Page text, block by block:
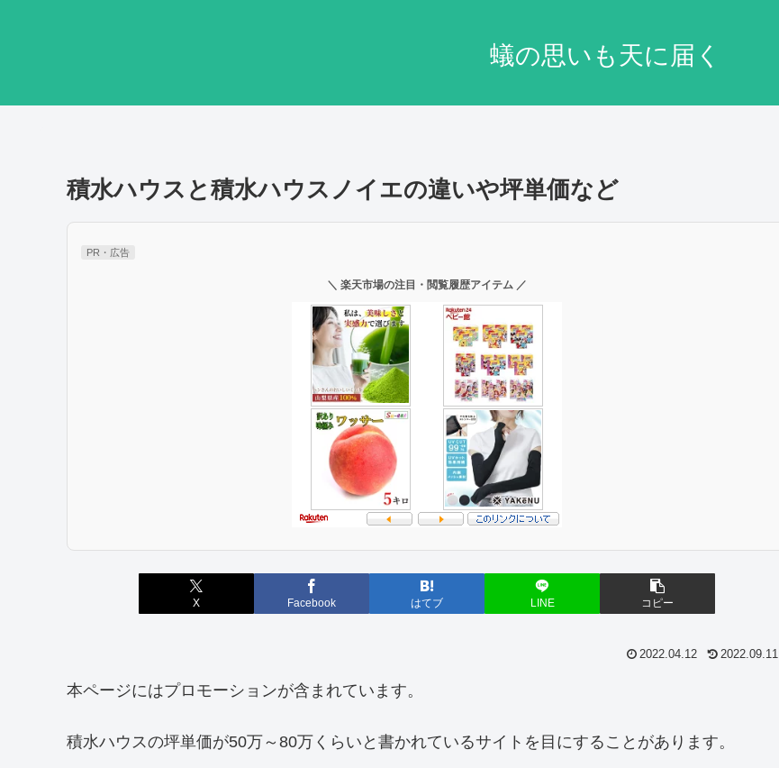
蟻の思いも天に届く
積水ハウスと積水ハウスノイエの違いや坪単価など
PR・広告
＼ 楽天市場の注目・閲覧履歴アイテム ／
X Facebook はてブ LINE コピー
2022.04.12 2022.09.11
本ページにはプロモーションが含まれています。
積水ハウスの坪単価が50万～80万くらいと書かれているサイトを目にすることがあります。